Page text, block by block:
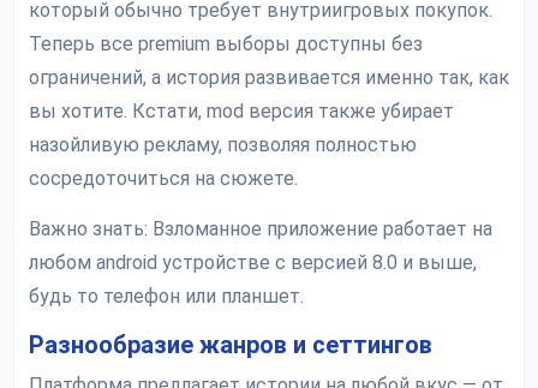
который обычно требует внутриигровых покупок.
Теперь все premium выборы доступны без
ограничений, а история развивается именно так, как
вы хотите. Кстати, mod версия также убирает
назойливую рекламу, позволяя полностью
сосредоточиться на сюжете.
Важно знать: Взломанное приложение работает на
любом android устройстве с версией 8.0 и выше,
будь то телефон или планшет.
Разнообразие жанров и сеттингов